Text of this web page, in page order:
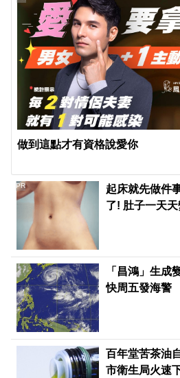
做到這點才有資格說愛你
起床就先做件
了! 肚子一天天
PR
「昌鴻」生成
快周五發海警
百年堂苦茶油
市衛生局火速